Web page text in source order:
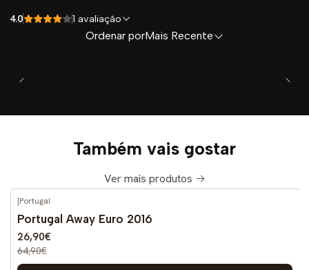
4.0 1 avaliação
Ordenar porMais Recente
Também vais gostar
Ver mais produtos
DESCONTO
|Portugal
Portugal Away Euro 2016
26,90€
64,90€